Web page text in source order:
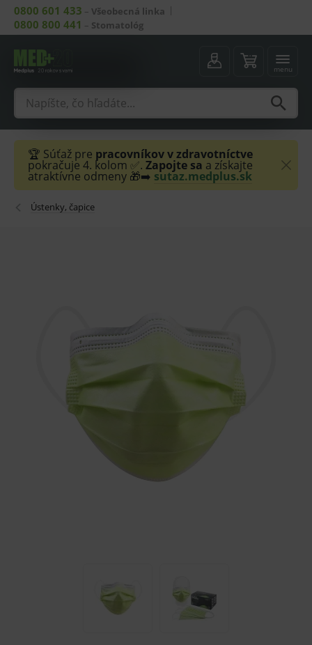
0800 601 433 – Všeobecná linka
0800 800 441 – Stomatológ
menu
🏆 Súťaž pre pracovníkov v zdravotníctve
pokračuje 4. kolom ✅. Zapojte sa a získajte
atraktívne odmeny 🎁➡️ sutaz.medplus.sk
Ústenky, čapice